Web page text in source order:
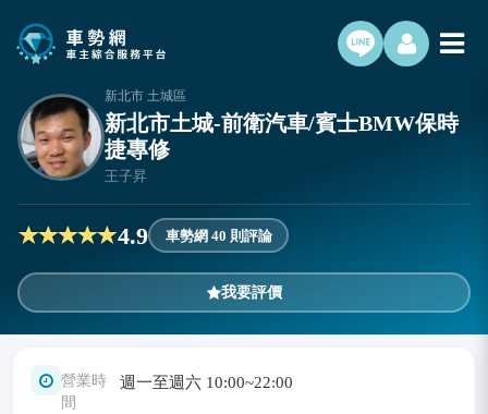
新北市 土城區
新北市土城-前衛汽車/賓士BMW保時
捷專修
王子昇
4.9 車勢網 40 則評論
我要評價
營業時
間
週一至週六 10:00~22:00